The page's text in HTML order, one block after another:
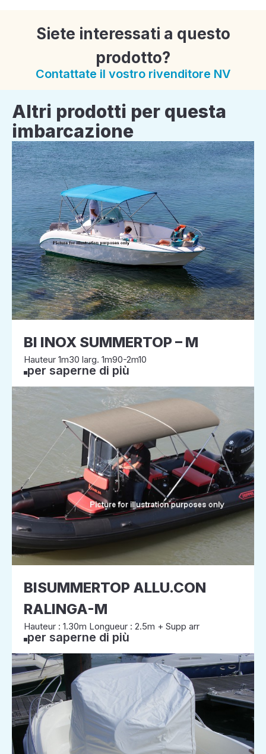
Siete interessati a questo
prodotto?
Contattate il vostro rivenditore NV
Altri prodotti per questa
imbarcazione
BI INOX SUMMERTOP – M
Hauteur 1m30 larg. 1m90-2m10
per saperne di più
BISUMMERTOP ALLU.CON
RALINGA-M
Hauteur : 1.30m Longueur : 2.5m + Supp arr
per saperne di più